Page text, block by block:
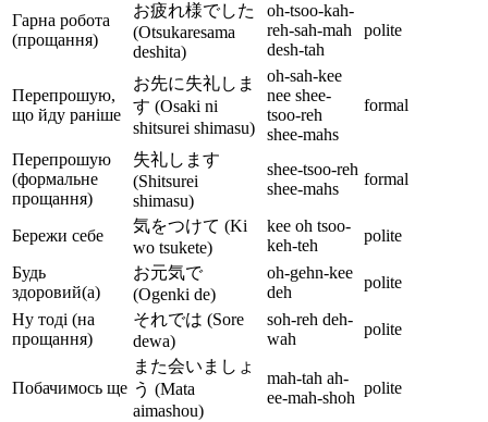
Гарна робота
(прощання)
お疲れ様でした
(Otsukaresama
deshita)
oh-tsoo-kah-
reh-sah-mah
desh-tah
polite
Перепрошую,
що йду раніше
お先に失礼しま
す (Osaki ni
shitsurei shimasu)
oh-sah-kee
nee shee-
tsoo-reh
shee-mahs
formal
Перепрошую
(формальне
прощання)
失礼します
(Shitsurei
shimasu)
shee-tsoo-reh
shee-mahs
formal
Бережи себе
気をつけて (Ki
wo tsukete)
kee oh tsoo-
keh-teh
polite
Будь
здоровий(а)
お元気で
(Ogenki de)
oh-gehn-kee
deh
polite
Ну тоді (на
прощання)
それでは (Sore
dewa)
soh-reh deh-
wah
polite
Побачимось ще
また会いましょ
う (Mata
aimashou)
mah-tah ah-
ee-mah-shoh
polite